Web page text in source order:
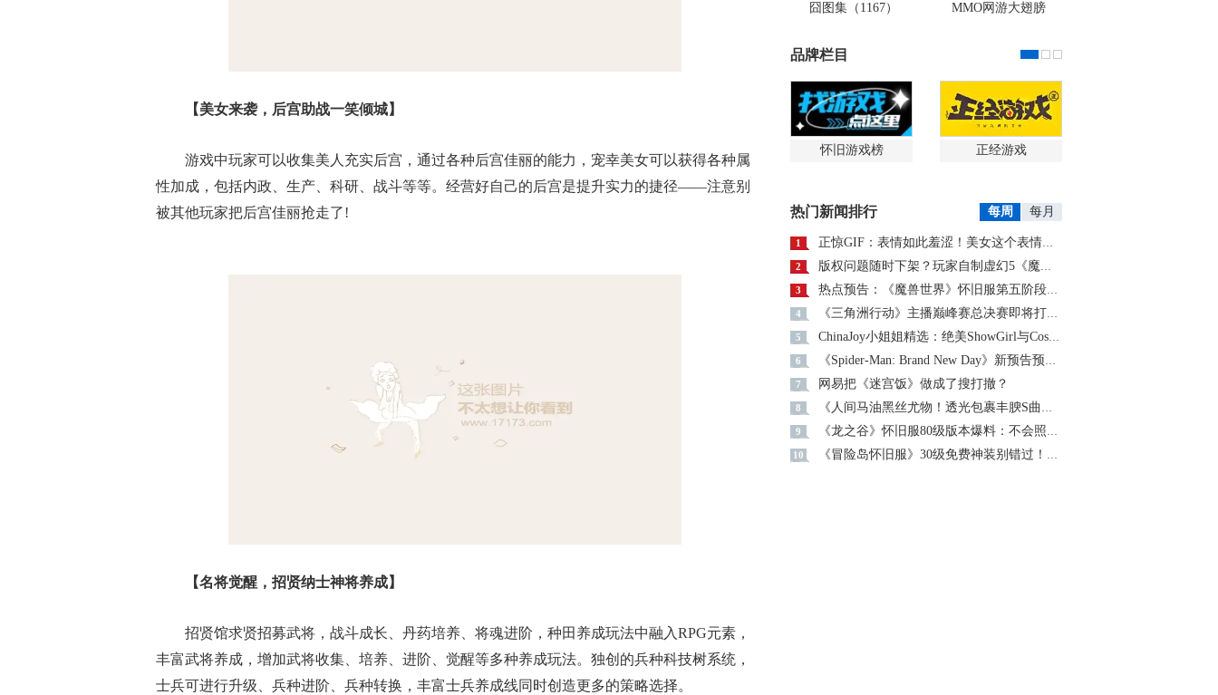
【美女来袭，后宫助战一笑倾城】
游戏中玩家可以收集美人充实后宫，通过各种后宫佳丽的能力，宠幸美女可以获得各种属
性加成，包括内政、生产、科研、战斗等等。经营好自己的后宫是提升实力的捷径——注意别
被其他玩家把后宫佳丽抢走了!
【名将觉醒，招贤纳士神将养成】
招贤馆求贤招募武将，战斗成长、丹药培养、将魂进阶，种田养成玩法中融入RPG元素，
丰富武将养成，增加武将收集、培养、进阶、觉醒等多种养成玩法。独创的兵种科技树系统，
士兵可进行升级、兵种进阶、兵种转换，丰富士兵养成线同时创造更多的策略选择。
囧图集（1167） MMO网游大翅膀
品牌栏目
怀旧游戏榜 正经游戏
热门新闻排行 每周 每月
1 正惊GIF：表情如此羞涩！美女这个表情太好看，直接让人遐想连篇
2 版权问题随时下架？玩家自制虚幻5《魔兽世界》8月15日上线
3 热点预告：《魔兽世界》怀旧服第五阶段开启！《三角洲行动》开启全新宝藏月摸大红！
4 《三角洲行动》主播巅峰赛总决赛即将打响！8月2日，群星汇聚，新王加冕！
5 ChinaJoy小姐姐精选：绝美ShowGirl与Coser大赏！（5）
6 《Spider-Man: Brand New Day》新预告预计明日发布，另有一张新剧照公开
7 网易把《迷宫饭》做成了搜打撤？
8 《人间马油黑丝尤物！透光包裹丰腴S曲线腰臀比0.7！简杜Q弹蛮腰裹马油丝の致命诱惑》
9 《龙之谷》怀旧服80级版本爆料：不会照搬正式服，这次要玩点不一样的
10 《冒险岛怀旧服》30级免费神装别错过！新手必看重点攻略